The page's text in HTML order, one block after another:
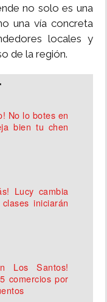
no solo es una
una vía concreta
locales y
de la región.
No lo botes en
bien tu chen
Lucy cambia
iniciarán
Los Santos!
comercios por